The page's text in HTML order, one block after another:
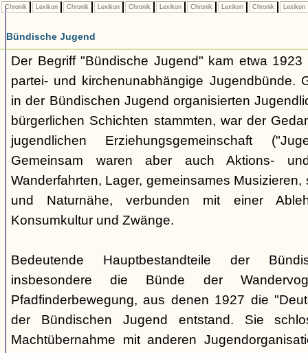
Chronik Lexikon Chronik Lexikon Chronik Lexikon Chronik Lexikon Chronik Lexikon
Bündische Jugend
Der Begriff "Bündische Jugend" kam etwa
partei- und kirchenunabhängige Jugendbünde.
in der Bündischen Jugend organisierten
bürgerlichen Schichten stammten, war der
jugendlichen Erziehungsgemeinschaft
Gemeinsam waren aber auch Aktions-
Wanderfahrten, Lager, gemeinsames
und Naturnähe, verbunden mit einer
Konsumkultur und Zwänge.
Bedeutende Hauptbestandteile der
insbesondere die Bünde der
Pfadfinderbewegung, aus denen 1927 die
der Bündischen Jugend entstand. Sie
Machtübernahme mit anderen